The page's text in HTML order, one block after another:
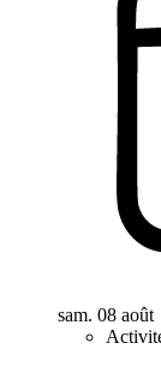
sam. 08 août